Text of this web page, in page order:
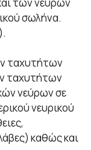
σωλήνα.
ταχυτήτων
ταχυτήτων
νεύρων σε
νευρικού
καθώς και